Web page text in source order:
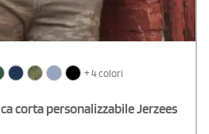
+ 4 colori
corta personalizzabile Jerzees